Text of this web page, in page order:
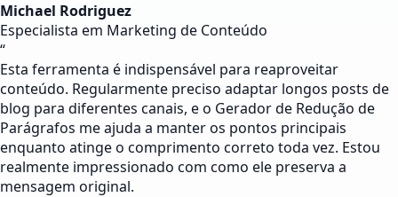
Michael Rodriguez
Especialista em Marketing de Conteúdo
“
Esta ferramenta é indispensável para reaproveitar
conteúdo. Regularmente preciso adaptar longos posts de
blog para diferentes canais, e o Gerador de Redução de
Parágrafos me ajuda a manter os pontos principais
enquanto atinge o comprimento correto toda vez. Estou
realmente impressionado com como ele preserva a
mensagem original.